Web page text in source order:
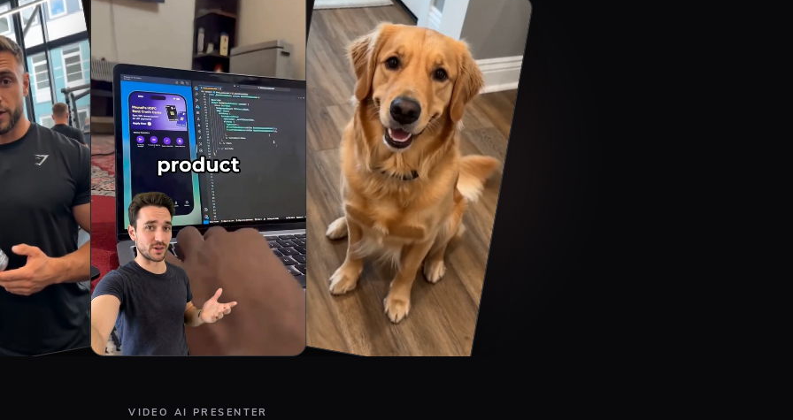
VIDEO AI PRESENTER